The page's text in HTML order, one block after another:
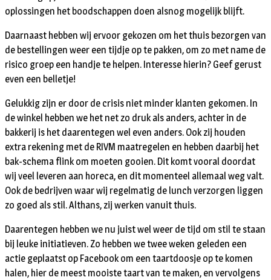
oplossingen het boodschappen doen alsnog mogelijk blijft.
Daarnaast hebben wij ervoor gekozen om het thuis bezorgen van
de bestellingen weer een tijdje op te pakken, om zo met name de
risico groep een handje te helpen. Interesse hierin? Geef gerust
even een belletje!
Gelukkig zijn er door de crisis niet minder klanten gekomen. In
de winkel hebben we het net zo druk als anders, achter in de
bakkerij is het daarentegen wel even anders. Ook zij houden
extra rekening met de RIVM maatregelen en hebben daarbij het
bak-schema flink om moeten gooien. Dit komt vooral doordat
wij veel leveren aan horeca, en dit momenteel allemaal weg valt.
Ook de bedrijven waar wij regelmatig de lunch verzorgen liggen
zo goed als stil. Althans, zij werken vanuit thuis.
Daarentegen hebben we nu juist wel weer de tijd om stil te staan
bij leuke initiatieven. Zo hebben we twee weken geleden een
actie geplaatst op Facebook om een taartdoosje op te komen
halen, hier de meest mooiste taart van te maken, en vervolgens